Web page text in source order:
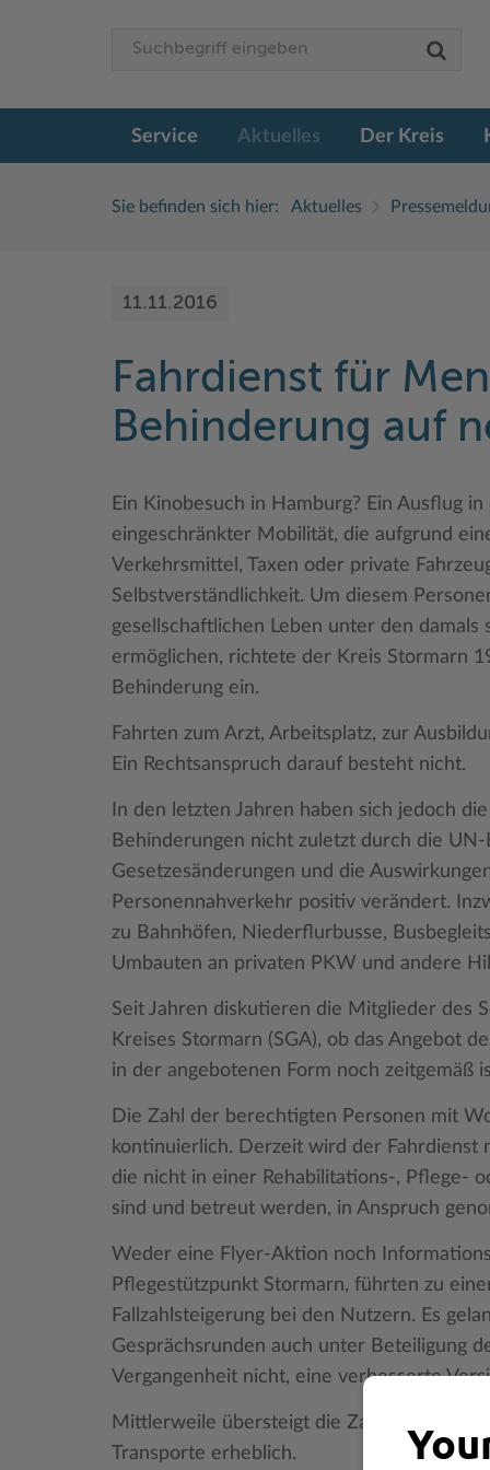
Service Aktuelles Der Kreis
Sie befinden sich hier: Aktuelles
11.11.2016
Fahrdienst für
Behinderung auf
Ein Kinobesuch in Hamburg? Ein Ausflug
eingeschränkter Mobilität, die aufgrund
Verkehrsmittel, Taxen oder private
Selbstverständlichkeit. Um diesem
gesellschaftlichen Leben unter den
ermöglichen, richtete der Kreis Stormarn
Behinderung ein.
Fahrten zum Arzt, Arbeitsplatz, zur
Ein Rechtsanspruch darauf besteht nicht.
In den letzten Jahren haben sich jedoch
Behinderungen nicht zuletzt durch die
Gesetzesänderungen und die
Personennahverkehr positiv verändert.
zu Bahnhöfen, Niederflurbusse,
Umbauten an privaten PKW und andere
Seit Jahren diskutieren die Mitglieder des
Kreises Stormarn (SGA), ob das Angebot
in der angebotenen Form noch zeitgemäß
Die Zahl der berechtigten Personen mit
kontinuierlich. Derzeit wird der Fahrdienst
die nicht in einer Rehabilitations-, Pflege-
sind und betreut werden, in Anspruch
Weder eine Flyer-Aktion noch
Pflegestützpunkt Stormarn, führten zu
Fallzahlsteigerung bei den Nutzern. Es
Gesprächsrunden auch unter Beteiligung
Vergangenheit nicht, eine verbesserte
Mittlerweile übersteigt die Zahl der
Transporte erheblich.